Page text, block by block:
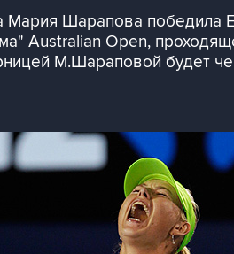
Мария Шарапова победила
Australian Open,
М.Шараповой будет